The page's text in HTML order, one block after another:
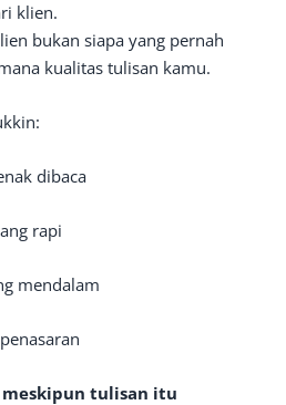
klien.
bukan siapa yang pernah
kualitas tulisan kamu.
dibaca
rapi
mendalam
meskipun tulisan itu